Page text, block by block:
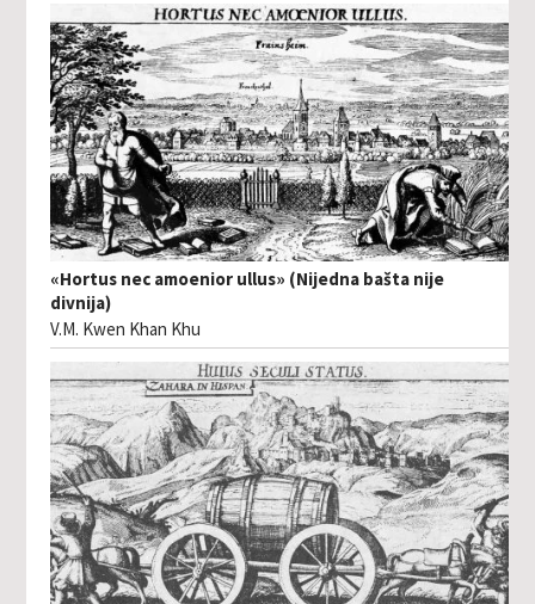
«Hortus nec amoenior ullus» (Nijedna bašta nije
divnija)
V.M. Kwen Khan Khu